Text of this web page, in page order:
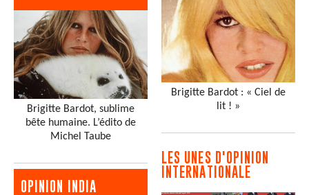
Brigitte Bardot, sublime
bête humaine. L’édito de
Michel Taube
OPINION INDIA
Brigitte Bardot : « Ciel de
lit ! »
LES UNES D'OPINION
INTERNATIONALE